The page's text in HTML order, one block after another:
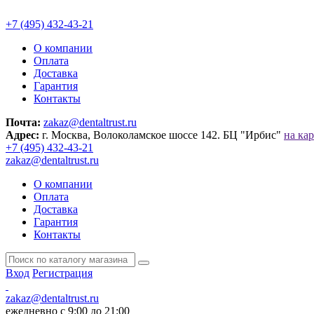
+7 (495) 432-43-21
О компании
Оплата
Доставка
Гарантия
Контакты
Почта: zakaz@dentaltrust.ru
Адрес: г. Москва, Волоколамское шоссе 142. БЦ "Ирбис" на
+7 (495) 432-43-21
zakaz@dentaltrust.ru
О компании
Оплата
Доставка
Гарантия
Контакты
Вход Регистрация
zakaz@dentaltrust.ru
ежедневно с 9:00 до 21:00